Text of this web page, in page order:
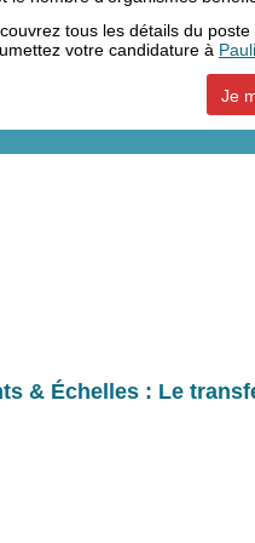
tous les détails du poste
votre candidature à
Je
& Échelles : Le